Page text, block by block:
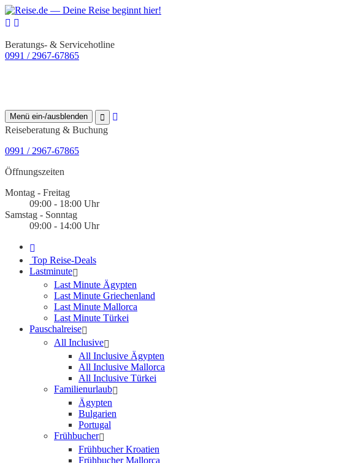
Beratungs- & Servicehotline
0991 / 2967-67865
Menü ein-/ausblenden
Reiseberatung & Buchung
0991 / 2967-67865
Öffnungszeiten
Montag - Freitag
09:00 - 18:00 Uhr
Samstag - Sonntag
09:00 - 14:00 Uhr
Top Reise-Deals
Lastminute
Last Minute Ägypten
Last Minute Griechenland
Last Minute Mallorca
Last Minute Türkei
Pauschalreise
All Inclusive
All Inclusive Ägypten
All Inclusive Mallorca
All Inclusive Türkei
Familienurlaub
Ägypten
Bulgarien
Portugal
Frühbucher
Frühbucher Kroatien
Frühbucher Mallorca